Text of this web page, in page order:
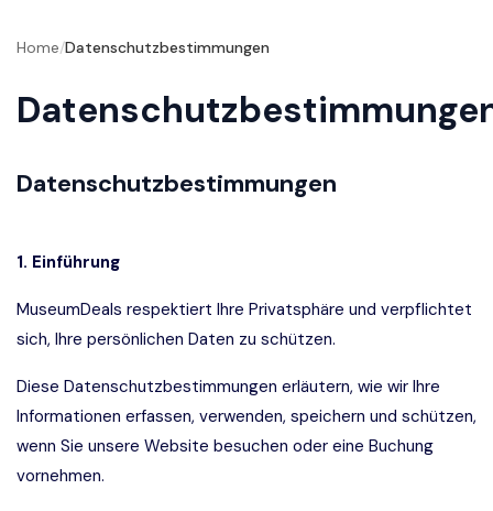
Home/Datenschutzbestimmungen
Datenschutzbestimmungen
1. Einführung
MuseumDeals respektiert Ihre Privatsphäre und verpflichtet
sich, Ihre persönlichen Daten zu schützen.
Diese Datenschutzbestimmungen erläutern, wie wir Ihre
Informationen erfassen, verwenden, speichern und schützen,
wenn Sie unsere Website besuchen oder eine Buchung
vornehmen.